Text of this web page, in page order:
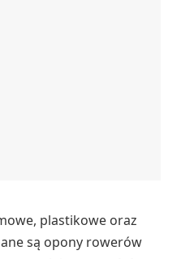
plastikowe oraz
są opony rowerów